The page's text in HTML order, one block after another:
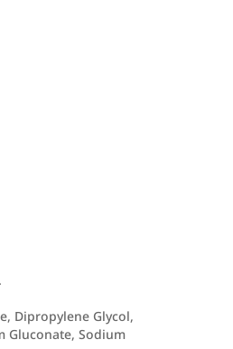
Dipropylene Glycol,
Gluconate, Sodium